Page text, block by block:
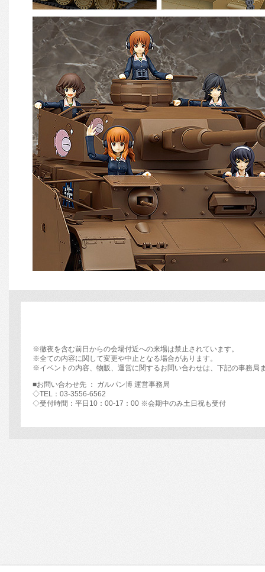
※徹夜を含む前日からの会場付近への来場は禁止されています。
※全ての内容に関して変更や中止となる場合があります。
※イベントの内容、物販、運営に関するお問い合わせは、下記の事務局
■お問い合わせ先 ： ガルパン博 運営事務局
◇TEL：03-3556-6562
◇受付時間：平日10：00-17：00 ※会期中のみ土日祝も受付